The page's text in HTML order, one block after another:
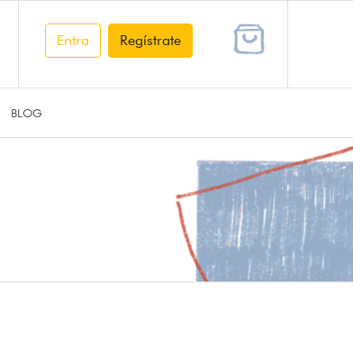
Entra Regístrate
BLOG